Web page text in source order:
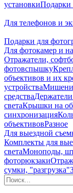
установкиПодарки
Для телефонов и
Подарки для
Для фотокамер и
Отражатели,
фотовспышку
объективов и их
устройства
средства
светаКрышки на
синхронизация
объективовРазное
Для выездной
Комплекты для
светаМоноподы,
фоторюкзаки
сумки, "разгрузка"